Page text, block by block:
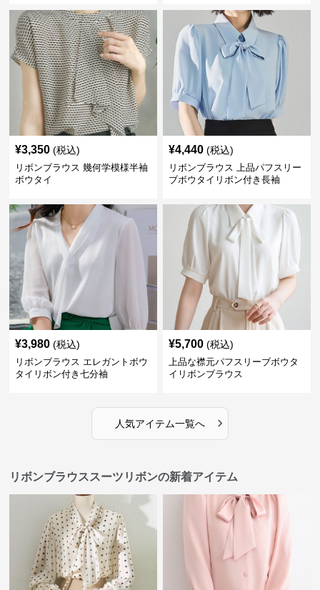
¥3,350 (税込)
リボンブラウス 幾何学模様半袖
ボウタイ
¥4,440 (税込)
リボンブラウス 上品パフスリー
ブボウタイリボン付き長袖
¥3,980 (税込)
リボンブラウス エレガントボウ
タイリボン付き七分袖
¥5,700 (税込)
上品な襟元パフスリーブボウタ
イリボンブラウス
人気アイテム一覧へ ›
リボンブラウススーツリボンの新着アイテム